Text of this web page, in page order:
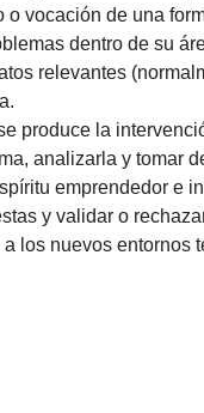
vocación de una
dentro de su
relevantes
produce la
analizarla y tomar
emprendedor e
y validar o
los nuevos entornos